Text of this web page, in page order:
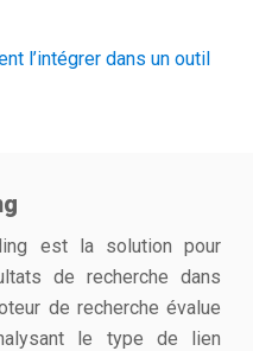
l’intégrer dans un outil
est la solution pour
de recherche dans
de recherche évalue
le type de lien